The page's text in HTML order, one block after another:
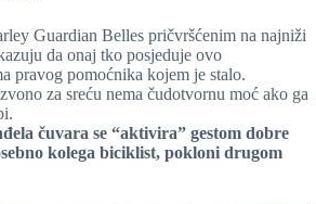
Guardian Belles pričvršćenim na najniži
da onaj tko posjeduje ovo
pravog pomoćnika kojem je stalo.
za sreću nema čudotvornu moć ako ga
čuvara se “aktivira” gestom dobre
kolega biciklist, pokloni drugom